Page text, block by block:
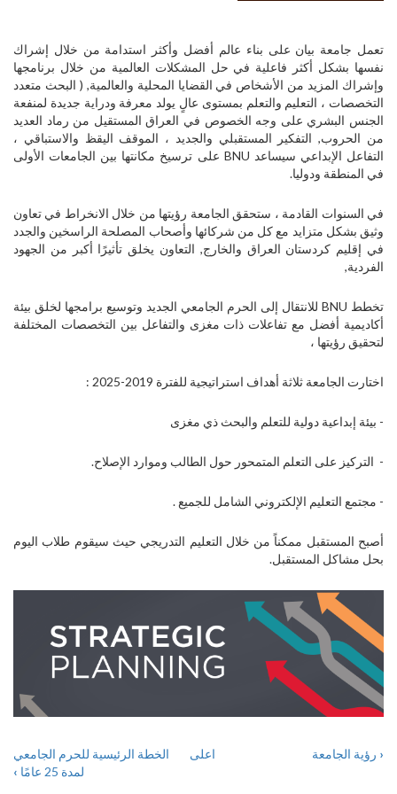
تعمل جامعة بيان على بناء عالم أفضل وأكثر استدامة من خلال إشراك
نفسها بشكل أكثر فاعلية في حل المشكلات العالمية من خلال برنامجها
وإشراك المزيد من الأشخاص في القضايا المحلية والعالمية, ( البحث متعدد
التخصصات ، التعليم والتعلم بمستوى عالٍ يولد معرفة ودراية جديدة لمنفعة
الجنس البشري على وجه الخصوص في العراق المستقيل من رماد العديد
من الحروب, التفكير المستقبلي والجديد ، الموقف اليقظ والاستباقي ،
التفاعل الإبداعي سيساعد BNU على ترسيخ مكانتها بين الجامعات الأولى
في المنطقة ودوليا.
في السنوات القادمة ، ستحقق الجامعة رؤيتها من خلال الانخراط في تعاون
وثيق بشكل متزايد مع كل من شركائها وأصحاب المصلحة الراسخين والجدد
في إقليم كردستان العراق والخارج, التعاون يخلق تأثيرًا أكبر من الجهود
الفردية,
تخطط BNU للانتقال إلى الحرم الجامعي الجديد وتوسيع برامجها لخلق بيئة
أكاديمية أفضل مع تفاعلات ذات مغزى والتفاعل بين التخصصات المختلفة
لتحقيق رؤيتها ،
اختارت الجامعة ثلاثة أهداف استراتيجية للفترة 2019-2025 :
- بيئة إبداعية دولية للتعلم والبحث ذي مغزى
- التركيز على التعلم المتمحور حول الطالب وموارد الإصلاح.
- مجتمع التعليم الإلكتروني الشامل للجميع .
أصبح المستقبل ممكناً من خلال التعليم التدريجي حيث سيقوم طلاب اليوم
بحل مشاكل المستقبل.
BOOK
‹ رؤية الجامعة اعلى
الخطة الرئيسية للحرم الجامعي
لمدة 25 عامًا
›